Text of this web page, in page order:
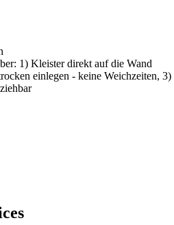
1) Kleister direkt auf die Wand
einlegen - keine Weichzeiten, 3)